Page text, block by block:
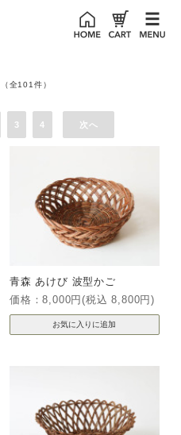
（全101件）
3 4 次へ
青森 あけび 波型かご
価格：8,000円(税込 8,800円)